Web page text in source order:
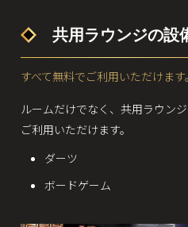
共用ラウンジの設
すべて無料でご利用いただけます。
ルームだけでなく、共用ラウン
ご利用いただけます。
ダーツ
ボードゲーム